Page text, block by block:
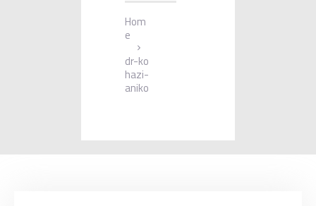
Hom
e
dr-ko
hazi-
aniko
TÁMOGATÁSOK
ONLINE IDŐPONT